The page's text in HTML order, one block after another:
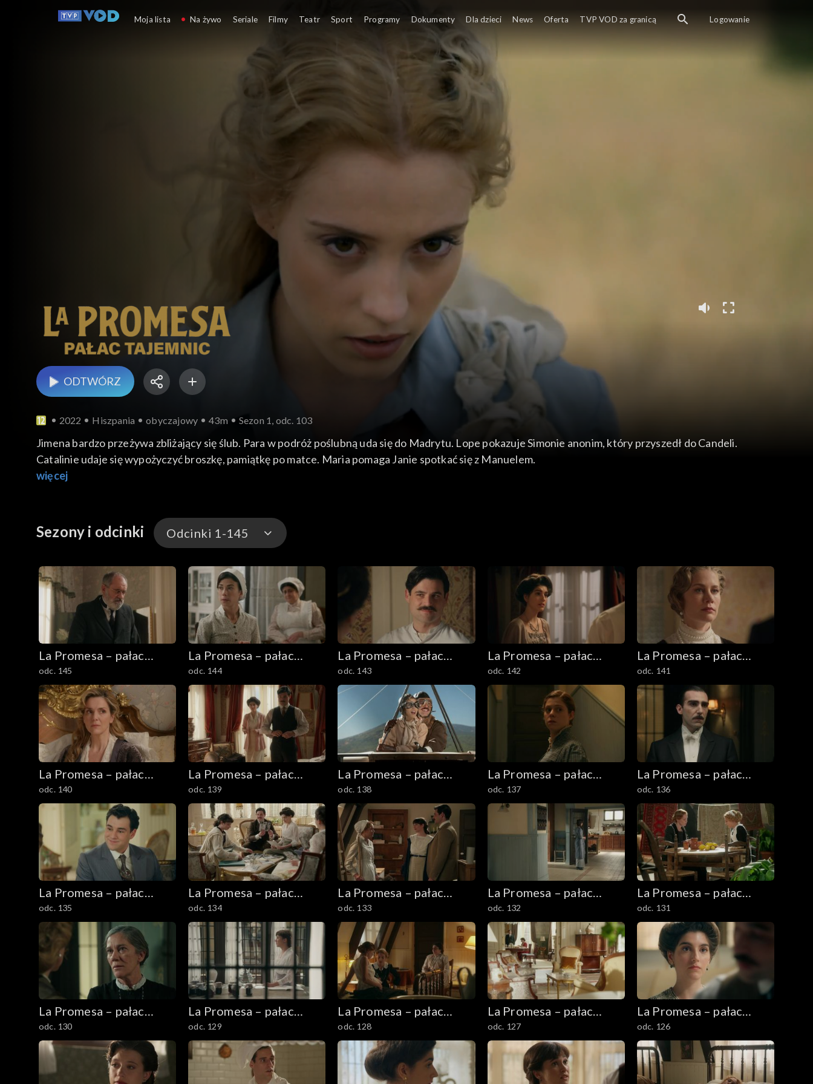
ODTWÓRZ
2022 Hiszpania obyczajowy 43m Sezon 1, odc. 103
Jimena bardzo przeżywa zbliżający się ślub. Para w podróż poślubną uda się do Madrytu. Lope pokazuje Simonie anonim, który przyszedł do Candeli.
Catalinie udaje się wypożyczyć broszkę, pamiątkę po matce. Maria pomaga Janie spotkać się z Manuelem.
więcej
Sezony i odcinki Odcinki 1-145
Odcinki 339-544
Odcinki 295-338
Odcinki 146-294
Odcinki 1-145
La Promesa – pałac
tajemnic
odc. 145
La Promesa – pałac
tajemnic
odc. 144
La Promesa – pałac
tajemnic
odc. 143
La Promesa – pałac
tajemnic
odc. 142
La Promesa – pałac
tajemnic
odc. 141
La Promesa – pałac
tajemnic
odc. 140
La Promesa – pałac
tajemnic
odc. 139
La Promesa – pałac
tajemnic
odc. 138
La Promesa – pałac
tajemnic
odc. 137
La Promesa – pałac
tajemnic
odc. 136
La Promesa – pałac
tajemnic
odc. 135
La Promesa – pałac
tajemnic
odc. 134
La Promesa – pałac
tajemnic
odc. 133
La Promesa – pałac
tajemnic
odc. 132
La Promesa – pałac
tajemnic
odc. 131
La Promesa – pałac
tajemnic
odc. 130
La Promesa – pałac
tajemnic
odc. 129
La Promesa – pałac
tajemnic
odc. 128
La Promesa – pałac
tajemnic
odc. 127
La Promesa – pałac
tajemnic
odc. 126
Moja lista Na żywo Seriale Filmy Teatr Sport Programy Dokumenty Dla dzieci News Oferta TVP VOD za granicą Logowanie